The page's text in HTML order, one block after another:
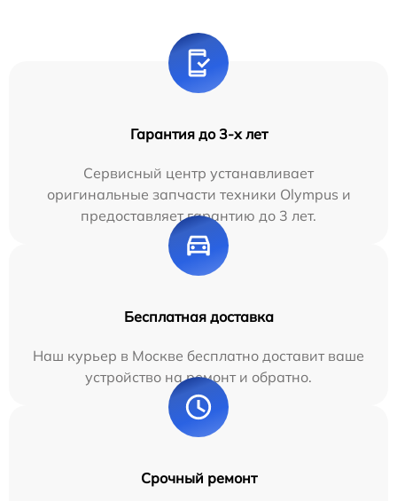
Гарантия до 3-х лет
Сервисный центр устанавливает
оригинальные запчасти техники Olympus и
предоставляет гарантию до 3 лет.
Бесплатная доставка
Наш курьер в Москве бесплатно доставит ваше
устройство на ремонт и обратно.
Срочный ремонт